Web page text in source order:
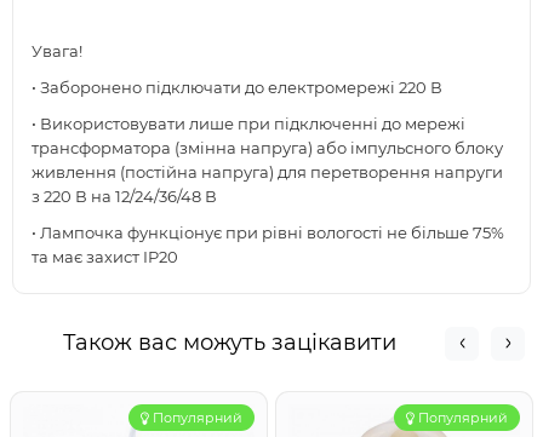
Увага!
• Заборонено підключати до електромережі 220 В
• Використовувати лише при підключенні до мережі
трансформатора (змінна напруга) або імпульсного блоку
живлення (постійна напруга) для перетворення напруги
з 220 В на 12/24/36/48 В
• Лампочка функціонує при рівні вологості не більше 75%
та має захист IP20
Також вас можуть зацікавити
Популярний Популярний